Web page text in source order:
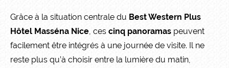
Grâce à la situation centrale du Best Western Plus
Hôtel Masséna Nice, ces cinq panoramas peuvent
facilement être intégrés à une journée de visite. Il ne
reste plus qu’à choisir entre la lumière du matin,